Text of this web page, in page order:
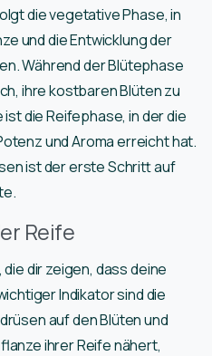
die vegetative Phase, in
und die Entwicklung der
Während der Blütephase
ihre kostbaren Blüten zu
die Reifephase, in der die
und Aroma erreicht hat.
ist der erste Schritt auf
Reife
dir zeigen, dass deine
Indikator sind die
auf den Blüten und
ihrer Reife nähert,